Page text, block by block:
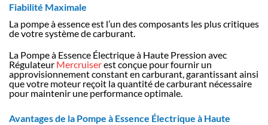
Fiabilité Maximale
La pompe à essence est l’un des composants les plus critiques
de votre système de carburant.
La Pompe à Essence Électrique à Haute Pression avec
Régulateur Mercruiserest conçue pour fournir un
approvisionnement constant en carburant, garantissant ainsi
que votre moteur reçoit la quantité de carburant nécessaire
pour maintenir une performance optimale.
Avantages de la Pompe à Essence Électrique à Haute